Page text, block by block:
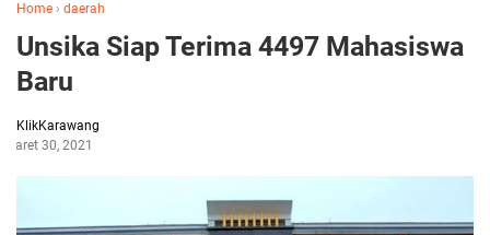
Home › daerah
Unsika Siap Terima 4497 Mahasiswa
Baru
KlikKarawang
Maret 30, 2021